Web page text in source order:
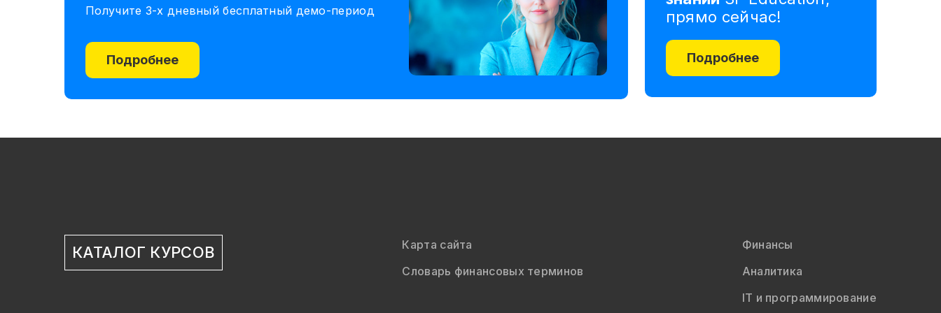
Получите 3-х дневный бесплатный демо-период
Подробнее
прямо сейчас!
Подробнее
КАТАЛОГ КУРСОВ
Карта сайта
Словарь финансовых терминов
Финансы
Аналитика
IT и программирование